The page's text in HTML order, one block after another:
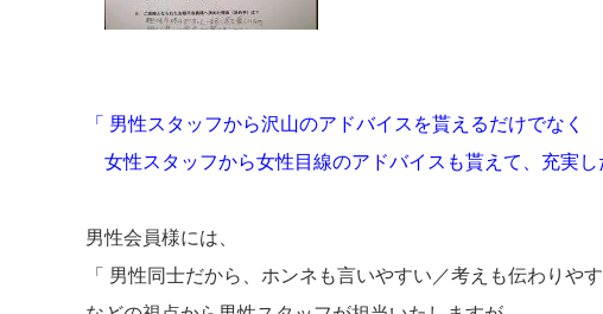
「 男性スタッフから沢山のアドバイスを貰えるだけでなく
女性スタッフから女性目線のアドバイスも貰えて、充実し
男性会員様には、
「 男性同士だから、ホンネも言いやすい／考えも伝わりや